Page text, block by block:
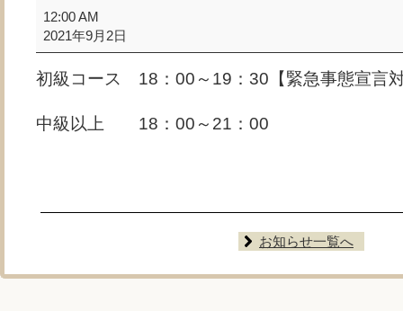
通
常
時
12:00 AM
2021年9月2日
初級コース 18：00～19：30【緊急事態宣言
中級以上 18：00～21：00
お知らせ一覧へ